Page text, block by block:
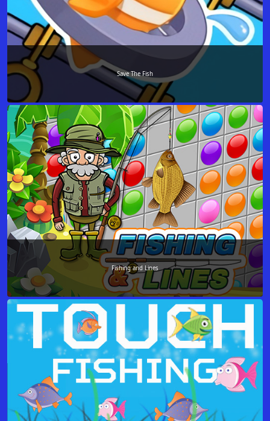
Save The Fish
Fishing and Lines